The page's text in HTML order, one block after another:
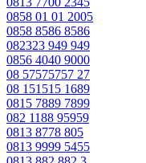
0858 01 01 2005
0858 8586 8586
082323 949 949
0856 4040 9000
08 57575757 27
08 151515 1689
0815 7889 7899
082 1188 95959
0813 8778 805
0813 9999 5455